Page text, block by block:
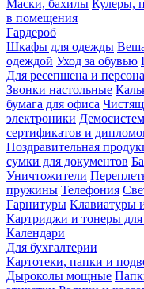
Маски, бахилы Кулеры,
в помещения
Гардероб
Шкафы для одежды
одеждой Уход за обувью
Для ресепшена и
Звонки настольные
бумага для офиса
электроники
сертификатов и
Поздравительная
сумки для документов
Уничтожители
пружины Телефония
Гарнитуры Клавиатуры
Картриджи и тонеры для
Календари
Для бухгалтерии
Картотеки, папки и
Дыроколы мощные